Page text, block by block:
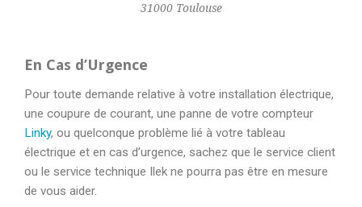
31000 Toulouse
En Cas d’Urgence
Pour toute demande relative à votre installation électrique,
une coupure de courant, une panne de votre compteur
Linky, ou quelconque problème lié à votre tableau
électrique et en cas d’urgence, sachez que le service client
ou le service technique Ilek ne pourra pas être en mesure
de vous aider.